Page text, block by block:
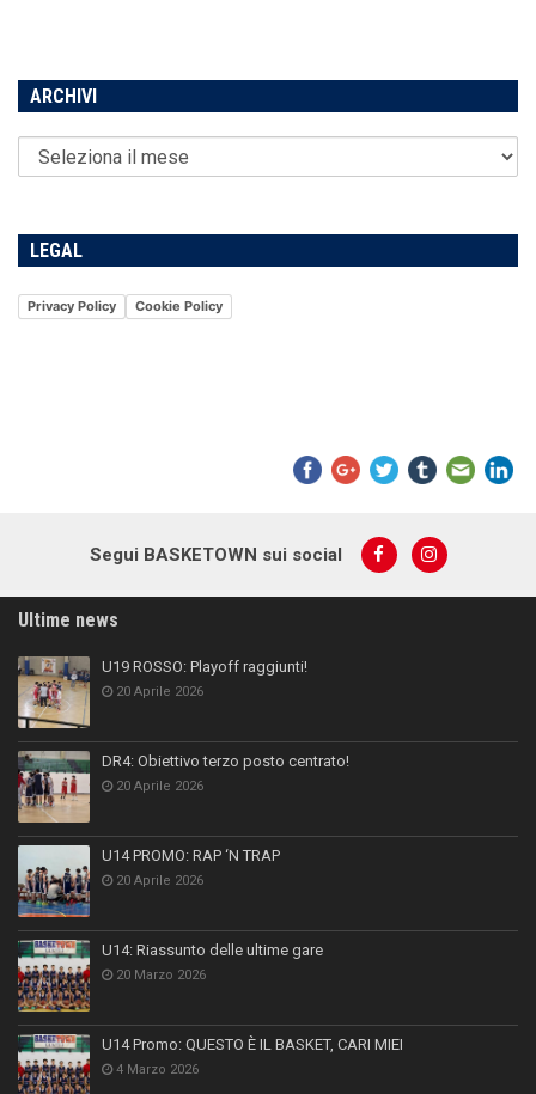
ARCHIVI
LEGAL
Privacy Policy Cookie Policy
Segui BASKETOWN sui social
Ultime news
U19 ROSSO: Playoff raggiunti!
20 Aprile 2026
DR4: Obiettivo terzo posto centrato!
20 Aprile 2026
U14 PROMO: RAP ‘N TRAP
20 Aprile 2026
U14: Riassunto delle ultime gare
20 Marzo 2026
U14 Promo: QUESTO È IL BASKET, CARI MIEI
4 Marzo 2026